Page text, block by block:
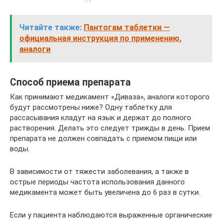
Читайте также: Пантогам таблетки —
официальная инструкция по применению,
аналоги
Способ приема препарата
Как принимают медикамент «Диваза», аналоги которого
будут рассмотрены ниже? Одну таблетку для
рассасывания кладут на язык и держат до полного
растворения. Делать это следует трижды в день. Прием
препарата не должен совпадать с приемом пищи или
воды.
В зависимости от тяжести заболевания, а также в
острые периоды частота использования данного
медикамента может быть увеличена до 6 раз в сутки.
Если у пациента наблюдаются выраженные органические